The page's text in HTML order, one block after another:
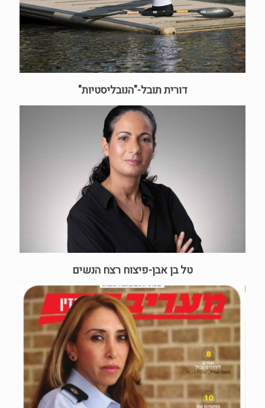
דורית תובל-"הנובליסטיות"
טל בן אבן-פיצוח רצח הנשים